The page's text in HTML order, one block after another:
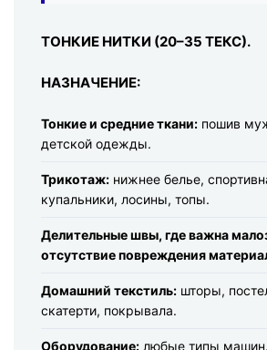
ТОНКИЕ НИТКИ (20–35 ТЕКС).
НАЗНАЧЕНИЕ:
Тонкие и средние ткани: пошив
детской одежды.
Трикотаж: нижнее белье,
купальники, лосины, топы.
Делительные швы, где важна
отсутствие повреждения
Домашний текстиль: шторы,
скатерти, покрывала.
Оборудование: любые типы